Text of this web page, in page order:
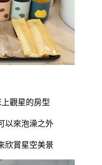
觀星的房型
以來泡澡之外
欣賞星空美景